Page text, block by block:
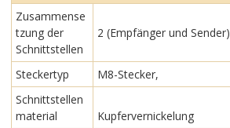
Zusammense
tzung der
Schnittstellen
2 (Empfänger und Sender)
Steckertyp
M8-Stecker,
Schnittstellen
material
Kupfervernickelung